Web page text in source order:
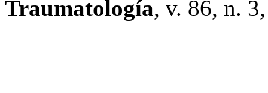
Traumatología, v. 86, n.